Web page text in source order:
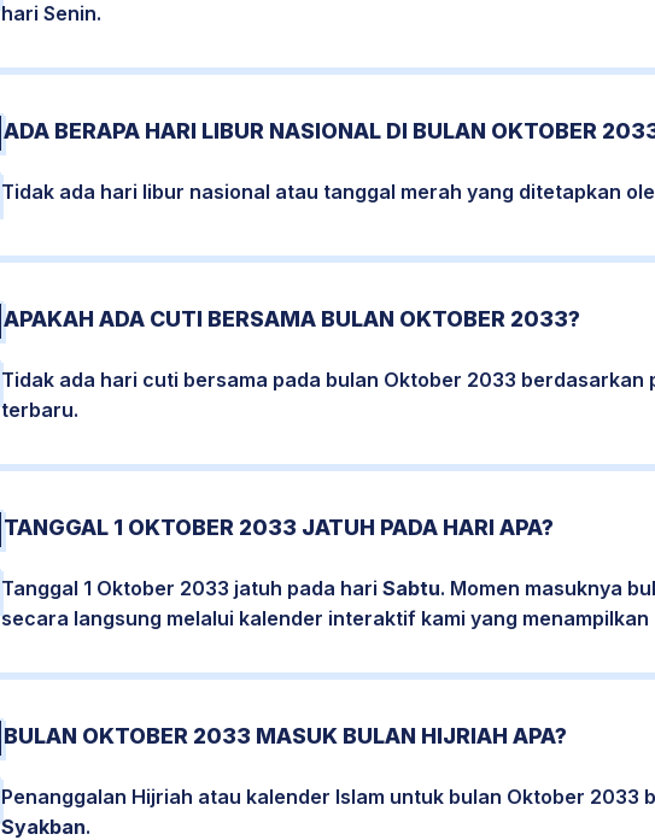
hari Senin.
ADA BERAPA HARI LIBUR NASIONAL DI BULAN OKTOBER
Tidak ada hari libur nasional atau tanggal merah yang ditetapkan
APAKAH ADA CUTI BERSAMA BULAN OKTOBER 2033?
Tidak ada hari cuti bersama pada bulan Oktober 2033 berdasarkan
terbaru.
TANGGAL 1 OKTOBER 2033 JATUH PADA HARI APA?
Tanggal 1 Oktober 2033 jatuh pada hari Sabtu. Momen masuknya
secara langsung melalui kalender interaktif kami yang
BULAN OKTOBER 2033 MASUK BULAN HIJRIAH APA?
Penanggalan Hijriah atau kalender Islam untuk bulan Oktober 2033
Syakban.